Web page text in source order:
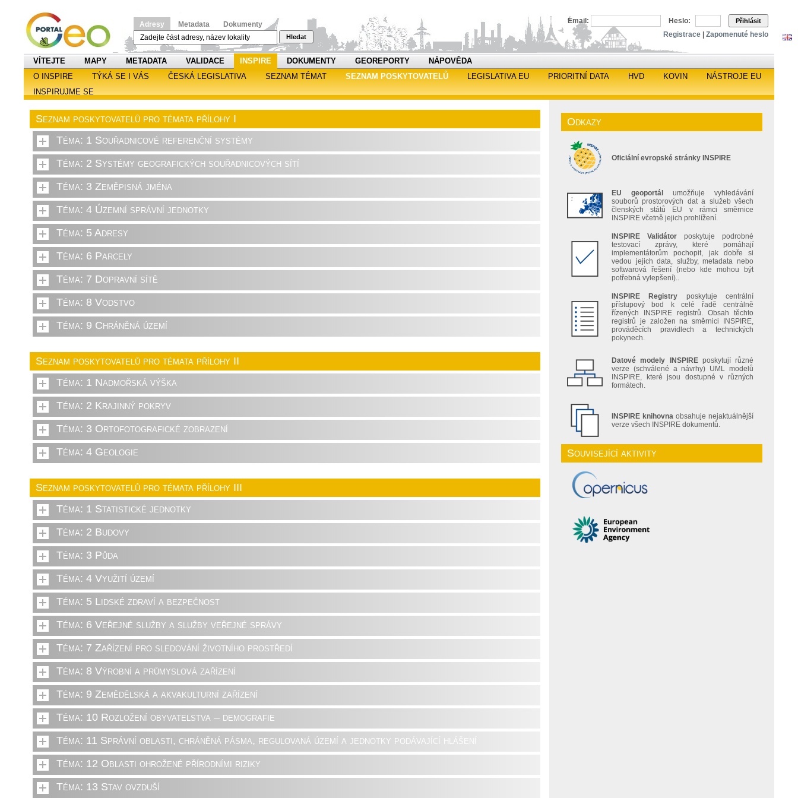
Adresy Metadata Dokumenty
Hledat
Email: Heslo: Přihlásit
Registrace Zapomenuté heslo
VÍTEJTE MAPY METADATA VALIDACE INSPIRE DOKUMENTY GEOREPORTY
NÁPOVĚDA
O INSPIRE
TÝKÁ SE I VÁS ČESKÁ LEGISLATIVA SEZNAM TÉMAT SEZNAM POSKYTOVATELŮ LEGISLATIVA EU PRIORITNÍ DATA HVD KOVIN
NÁSTROJE EU
INSPIRUJME SE
Seznam poskytovatelů pro témata přílohy I
Téma: 1 Souřadnicové referenční systémy
Téma: 2 Systémy geografických souřadnicových sítí
Téma: 3 Zeměpisná jména
Téma: 4 Územní správní jednotky
Téma: 5 Adresy
Téma: 6 Parcely
Téma: 7 Dopravní sítě
Téma: 8 Vodstvo
Téma: 9 Chráněná území
Seznam poskytovatelů pro témata přílohy II
Téma: 1 Nadmořská výška
Téma: 2 Krajinný pokryv
Téma: 3 Ortofotografické zobrazení
Téma: 4 Geologie
Seznam poskytovatelů pro témata přílohy III
Téma: 1 Statistické jednotky
Téma: 2 Budovy
Téma: 3 Půda
Téma: 4 Využití území
Téma: 5 Lidské zdraví a bezpečnost
Téma: 6 Veřejné služby a služby veřejné správy
Téma: 7 Zařízení pro sledování životního prostředí
Téma: 8 Výrobní a průmyslová zařízení
Téma: 9 Zemědělská a akvakulturní zařízení
Téma: 10 Rozložení obyvatelstva – demografie
Téma: 11 Správní oblasti, chráněná pásma, regulovaná území a jednotky podávající hlášení
Téma: 12 Oblasti ohrožené přírodními riziky
Téma: 13 Stav ovzduší
Odkazy
Oficiální evropské stránky INSPIRE
EU geoportál
umožňuje vyhledávání
souborů prostorových dat a služeb všech
členských států EU v rámci směrnice
INSPIRE včetně jejich prohlížení.
INSPIRE Validátor poskytuje podrobné
testovací zprávy, které pomáhají
implementátorům pochopit, jak dobře si
vedou jejich data, služby, metadata nebo
softwarová řešení (nebo kde mohou být
potřebná vylepšení)..
INSPIRE Registry poskytuje centrální
přístupový bod k celé řadě centrálně
řízených INSPIRE registrů. Obsah těchto
registrů je založen na směrnici INSPIRE,
prováděcích pravidlech a technických
pokynech.
Datové modely INSPIRE poskytují různé
verze (schválené a návrhy) UML modelů
INSPIRE, které jsou dostupné v různých
formátech.
INSPIRE knihovna obsahuje nejaktuálnější
verze všech INSPIRE dokumentů.
Související aktivity